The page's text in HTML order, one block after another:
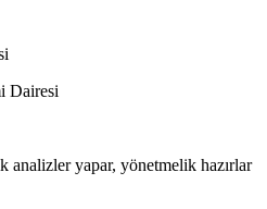
Dairesi
analizler yapar, yönetmelik hazırlar